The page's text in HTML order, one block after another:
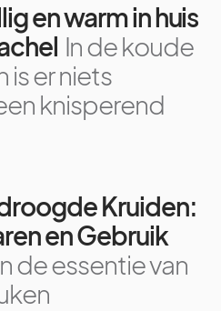
en warm in huis
In de koude
er niets
knisperend
Kruiden:
en Gebruik
de essentie van